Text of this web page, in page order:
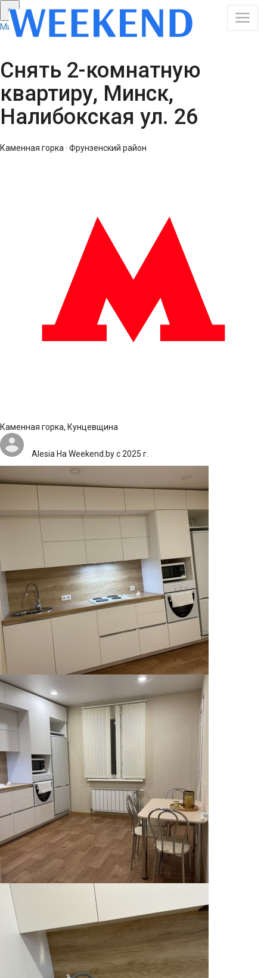
Минск: Смотреть все результаты
Снять 2-комнатную
квартиру, Минск,
Налибокская ул. 26
Каменная горка · Фрунзенский район
Каменная горка, Кунцевщина
Alesia На Weekend.by с 2025 г.